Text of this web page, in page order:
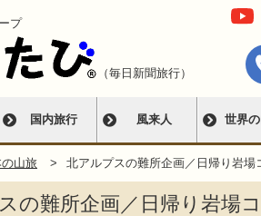
プ
（毎日新聞旅行）
国内旅行 風来人 世界
の山旅 北アルプスの難所企画／日帰り岩場
の難所企画／日帰り岩場